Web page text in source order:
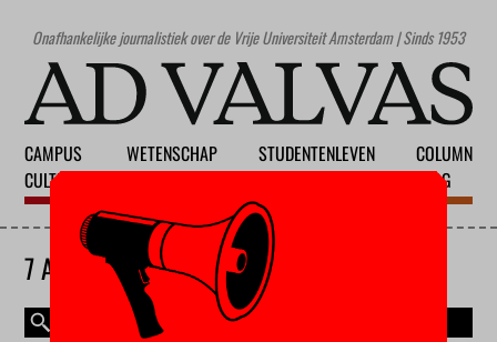
Onafhankelijke journalistiek over de Vrije Universiteit Amsterdam | Sinds 1953
CAMPUS
CULTUUR
WETENSCHAP
STUDENTENLEVEN
COLUMN
BLOG
7 AUGUSTUS 2026